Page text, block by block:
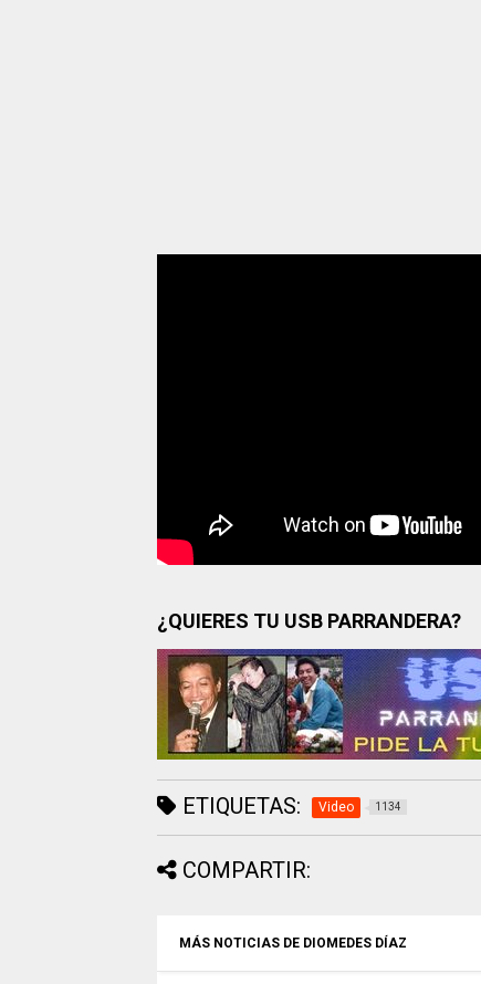
¿QUIERES TU USB PARRANDERA?
ETIQUETAS: Video 1134
COMPARTIR:
MÁS NOTICIAS DE DIOMEDES DÍAZ